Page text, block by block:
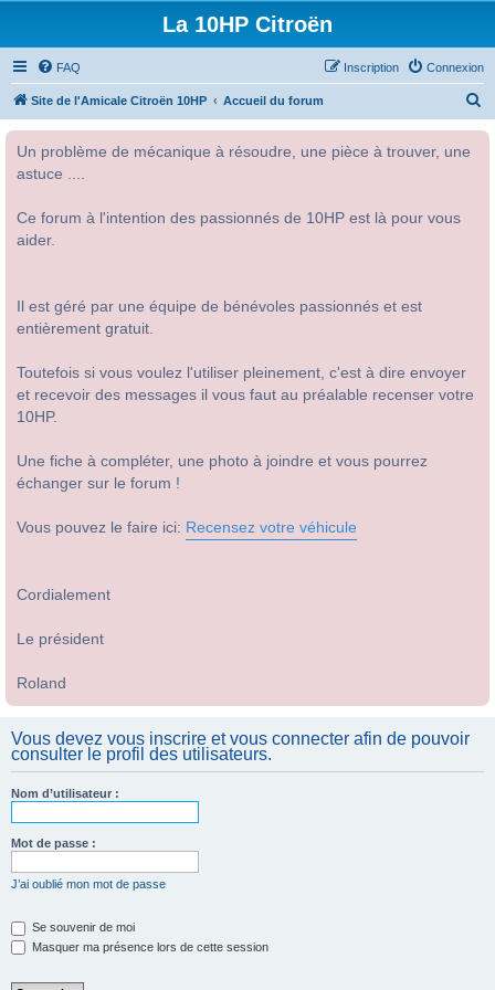
La 10HP Citroën
FAQ Connexion
Inscription
Site de l'Amicale Citroën 10HP Accueil du forum
Un problème de mécanique à résoudre, une pièce à trouver, une
astuce ....
Ce forum à l'intention des passionnés de 10HP est là pour vous
aider.
Il est géré par une équipe de bénévoles passionnés et est
entièrement gratuit.
Toutefois si vous voulez l'utiliser pleinement, c'est à dire envoyer
et recevoir des messages il vous faut au préalable recenser votre
10HP.
Une fiche à compléter, une photo à joindre et vous pourrez
échanger sur le forum !
Vous pouvez le faire ici: Recensez votre véhicule
Cordialement
Le président
Roland
Vous devez vous inscrire et vous connecter afin de pouvoir
consulter le profil des utilisateurs.
Nom d’utilisateur :
Mot de passe :
J’ai oublié mon mot de passe
Se souvenir de moi
Masquer ma présence lors de cette session